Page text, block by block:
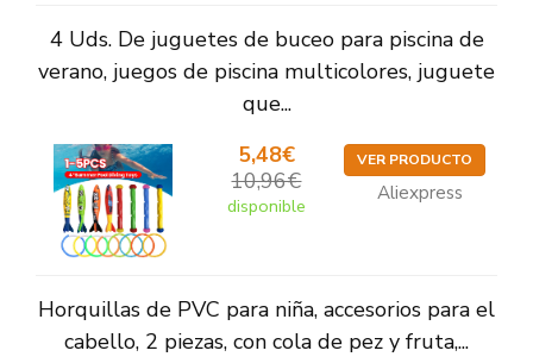
4 Uds. De juguetes de buceo para piscina de
verano, juegos de piscina multicolores, juguete
que...
5,48€
10,96€
disponible
VER PRODUCTO
Aliexpress
Horquillas de PVC para niña, accesorios para el
cabello, 2 piezas, con cola de pez y fruta,...